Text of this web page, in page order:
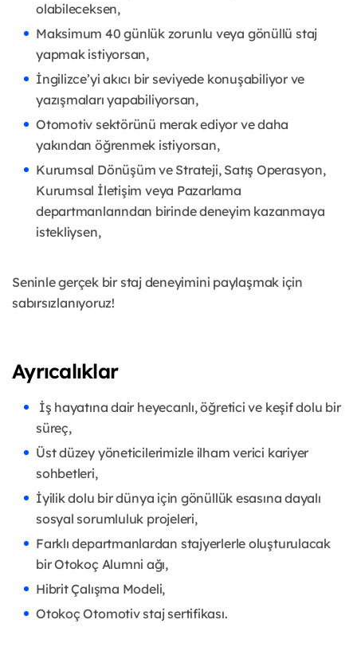
olabileceksen,
Maksimum 40 günlük zorunlu veya gönüllü staj
yapmak istiyorsan,
İngilizce’yi akıcı bir seviyede konuşabiliyor ve
yazışmaları yapabiliyorsan,
Otomotiv sektörünü merak ediyor ve daha
yakından öğrenmek istiyorsan,
Kurumsal Dönüşüm ve Strateji, Satış Operasyon,
Kurumsal İletişim veya Pazarlama
departmanlarından birinde deneyim kazanmaya
istekliysen,
Seninle gerçek bir staj deneyimini paylaşmak için
sabırsızlanıyoruz!
Ayrıcalıklar
İş hayatına dair heyecanlı, öğretici ve keşif dolu bir
süreç,
Üst düzey yöneticilerimizle ilham verici kariyer
sohbetleri,
İyilik dolu bir dünya için gönüllük esasına dayalı
sosyal sorumluluk projeleri,
Farklı departmanlardan stajyerlerle oluşturulacak
bir Otokoç Alumni ağı,
Hibrit Çalışma Modeli,
Otokoç Otomotiv staj sertifikası.